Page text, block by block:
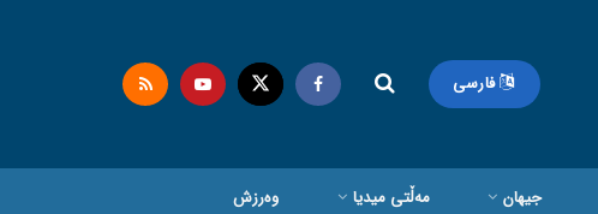
فارسی
جیهان مەڵتی میدیا وەرزش